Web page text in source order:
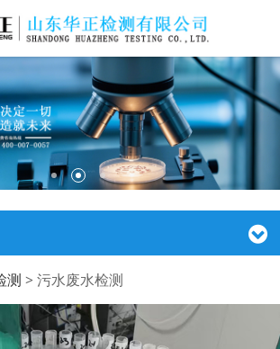
检测
测 > 污水废水检测